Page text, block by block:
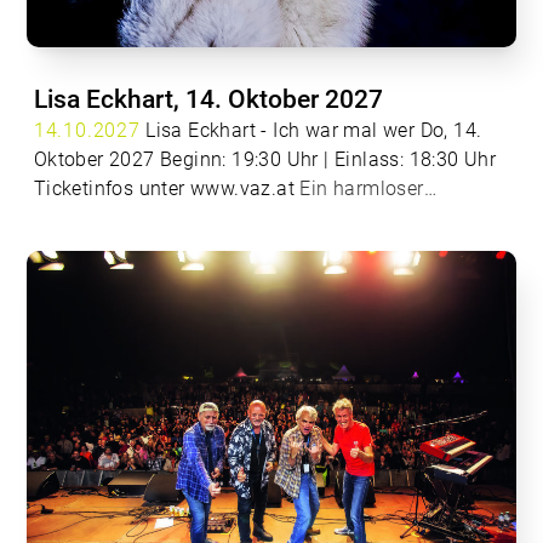
Nächten in New York und Las Vegas verbindet,
werden bei diesem Programm bestimmt nicht fehlen.
denen das Rat Pack einst alle Frauen schwach
machte. Genießen Sie Songs wie „That’s Life“, „Mr.
Bojangles“, „New York, New York“ oder „Something
Stupid“. Werner Auer tritt seit Gründung der Big Band
auf. Als Sänger, Entertainer, Musicaldarsteller,
Regisseur, Moderator und Intendant der Felsenbühne
Staatz hat er sich einen großen Namen in der
gemacht. Special Guest für dieses Konzert ist OTTO
JAUS. Dem Bandleader ist es gelungen, diesen
großartigen Künstler für das Konzert zu gewinnen.
Mit „Pizzera & Jaus“ sorgt er regelmäßig für große
Hits und ausverkaufte Hallen. Er begann seine
gesangliche Ausbildung 1992 bei den Wiener
Lisa Eckhart, 14. Oktober 2027
14.10.2027
Oktober 2027 Beginn: 19:30 Uhr | Einlass: 18:30 Uhr
Ticketinfos unterwww.vaz.at
Familie und Fans gebracht. Sie hat nichts mehr zu
verlieren. Nicht einmal den Verstand. Jetzt kann sie
mehr denn je tun und sagen, was sie will. Sie muss